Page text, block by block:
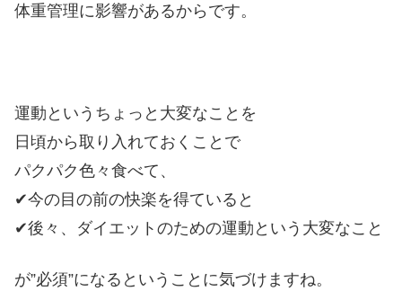
体重管理に影響があるからです。
運動というちょっと大変なことを
日頃から取り入れておくことで
パクパク色々食べて、
✔今の目の前の快楽を得ていると
✔後々、ダイエットのための運動という大変なこと
が”必須”になるということに気づけますね。